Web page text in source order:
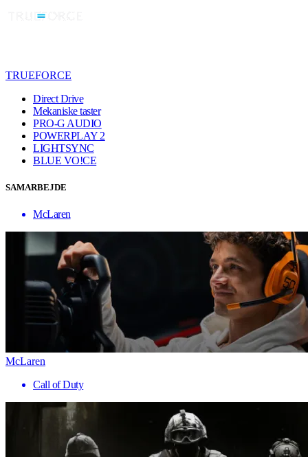
TRUEFORCE
Direct Drive
Mekaniske taster
PRO-G AUDIO
POWERPLAY 2
LIGHTSYNC
BLUE VO!CE
SAMARBEJDE
McLaren
McLaren
Call of Duty